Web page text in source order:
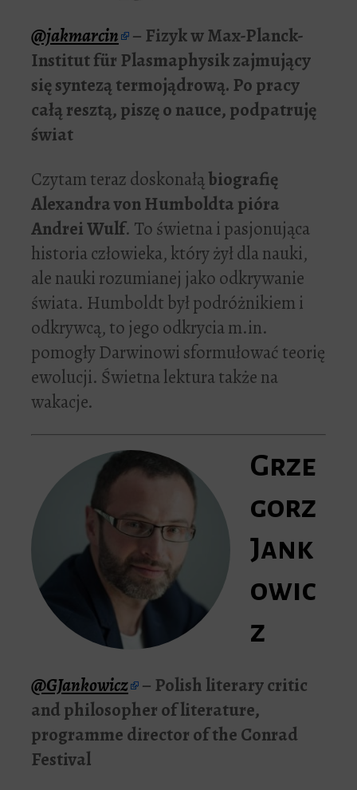
@jakmarcin
– Fizyk w Max-Planck-
Institut für Plasmaphysik zajmujący
się syntezą termojądrową. Po pracy
całą resztą, piszę o nauce, podpatruję
świat
Czytam teraz doskonałąbiografię
Alexandra von Humboldta pióra
Andrei Wulf. To świetna i pasjonująca
historia człowieka, który żył dla nauki,
ale nauki rozumianej jako odkrywanie
świata. Humboldt był podróżnikiem i
odkrywcą, to jego odkrycia m.in.
pomogły Darwinowi sformułować teorię
ewolucji. Świetna lektura także na
wakacje.
Grze
gorz
Jank
owic
z
@GJankowicz – Polish literary critic
and philosopher of literature,
programme director of the Conrad
Festival